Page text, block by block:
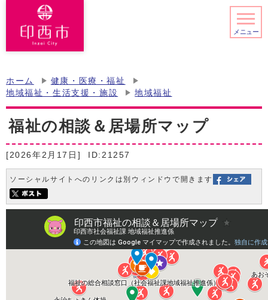
メニュー
ホーム
健康・医療・福祉
地域福祉・生活支援・施設
地域福祉
福祉の相談＆居場所マップ
[2026年2月17日] ID:21257
ソーシャルサイトへのリンクは別ウィンドウで開きます